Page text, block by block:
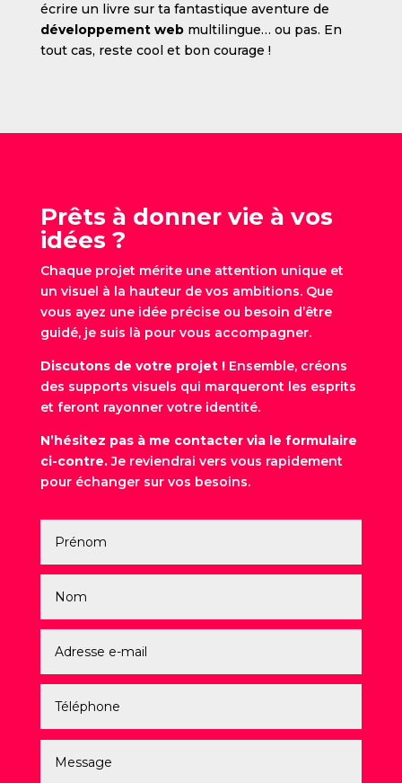
écrire un livre sur ta fantastique aventure de
développement webmultilingue… ou pas. En
tout cas, reste cool et bon courage !
Prêts à donner vie à vos
idées ?
Chaque projet mérite une attention unique et
un visuel à la hauteur de vos ambitions. Que
vous ayez une idée précise ou besoin d’être
guidé, je suis là pour vous accompagner.
Discutons de votre projet !Ensemble, créons
des supports visuels qui marqueront les esprits
et feront rayonner votre identité.
N’hésitez pas à me contacter via le formulaire
ci-contre.Je reviendrai vers vous rapidement
pour échanger sur vos besoins.